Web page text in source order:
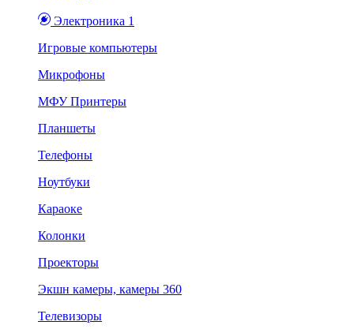
Электроника 1
Игровые компьютеры
Микрофоны
МФУ Принтеры
Планшеты
Телефоны
Ноутбуки
Караоке
Колонки
Проекторы
Экшн камеры, камеры 360
Телевизоры